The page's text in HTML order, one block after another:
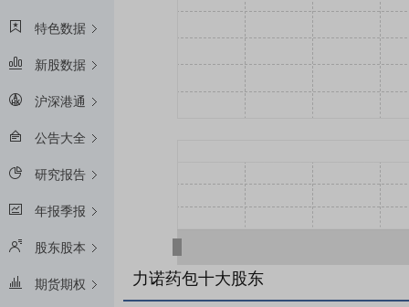
特色数据
新股数据
沪深港通
公告大全
研究报告
年报季报
股东股本
期货期权 力诺药包十大股东